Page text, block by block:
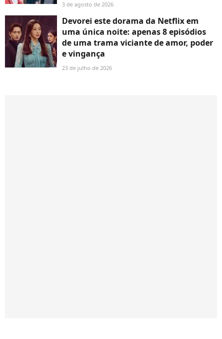
3 de agosto de 2026
Devorei este dorama da Netflix em
uma única noite: apenas 8 episódios
de uma trama viciante de amor, poder
e vingança
23 de julho de 2026